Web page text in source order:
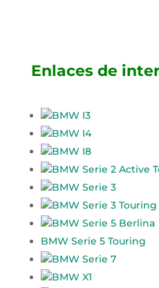
Enlaces de
BMW I3
BMW I4
BMW I8
BMW Serie 2 Active
BMW Serie 3
BMW Serie 3 Touring
BMW Serie 5 Berlina
BMW Serie 5 Touring
BMW Serie 7
BMW X1